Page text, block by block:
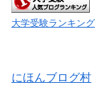
大学受験ランキング
にほんブログ村